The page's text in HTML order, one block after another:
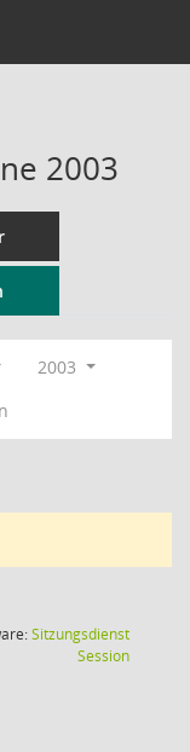
2003
2003
Sitzungsdienst
Session(Wird in